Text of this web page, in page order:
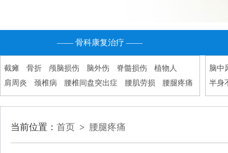
—— 骨科康复治疗 ——
截瘫 骨折 颅脑损伤 脑外伤 脊髓损伤
植物人
肩周炎
颈椎病 腰椎间盘突出症 腰肌劳损 腰腿疼痛
脑中
半身
当前位置： 首页 > 腰腿疼痛